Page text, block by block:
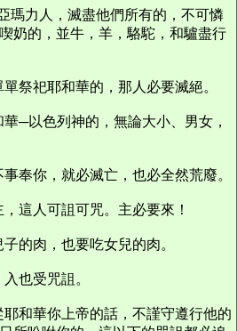
瑪力人，滅盡他們所有的，不可憐
奶的，並牛，羊，駱駝，和驢盡行
祭祀耶和華的，那人必要滅絕。
─以色列神的，無論大小、男女，
奉你，就必滅亡，也必全然荒廢。
這人可詛可咒。主必要來！
的肉，也要吃女兒的肉。
也受咒詛。
和華你上帝的話，不謹守遵行他的